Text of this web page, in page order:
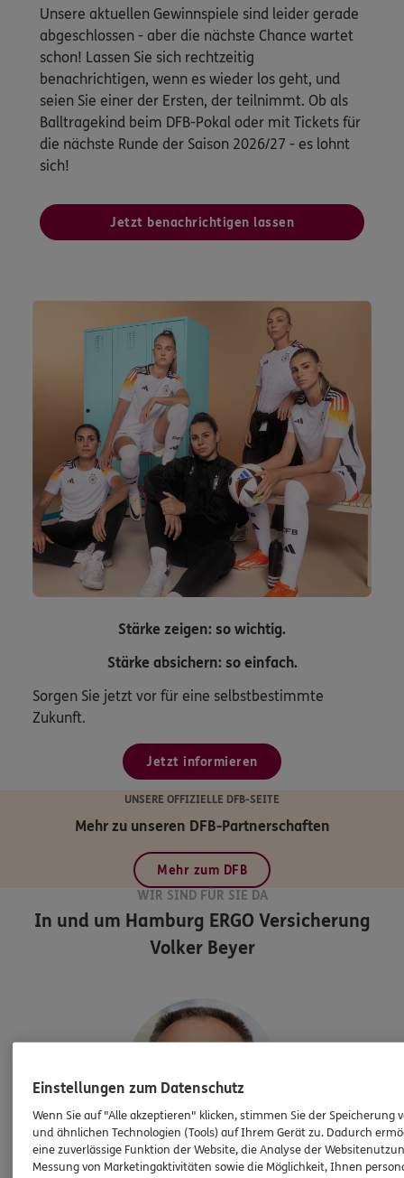
Unsere aktuellen Gewinnspiele sind leider gerade
abgeschlossen - aber die nächste Chance wartet
schon! Lassen Sie sich rechtzeitig
benachrichtigen, wenn es wieder los geht, und
seien Sie einer der Ersten, der teilnimmt. Ob als
Balltragekind beim DFB-Pokal oder mit Tickets für
die nächste Runde der Saison 2026/27 - es lohnt
sich!
Jetzt benachrichtigen lassen
Stärke zeigen: so wichtig.
Stärke absichern: so einfach.
Sorgen Sie jetzt vor für eine selbstbestimmte
Zukunft.
Jetzt informieren
UNSERE OFFIZIELLE DFB-SEITE
Mehr zu unseren DFB-Partnerschaften
Mehr zum DFB
WIR SIND FÜR SIE DA
In und um Hamburg ERGO Versicherung
Volker Beyer
Einstellungen zum Datenschutz
Wenn Sie auf "Alle akzeptieren" klicken, stimmen Sie der Speicherung
und ähnlichen Technologien (Tools) auf Ihrem Gerät zu. Dadurch
eine zuverlässige Funktion der Website, die Analyse der
Messung von Marketingaktivitäten sowie die Möglichkeit, Ihnen